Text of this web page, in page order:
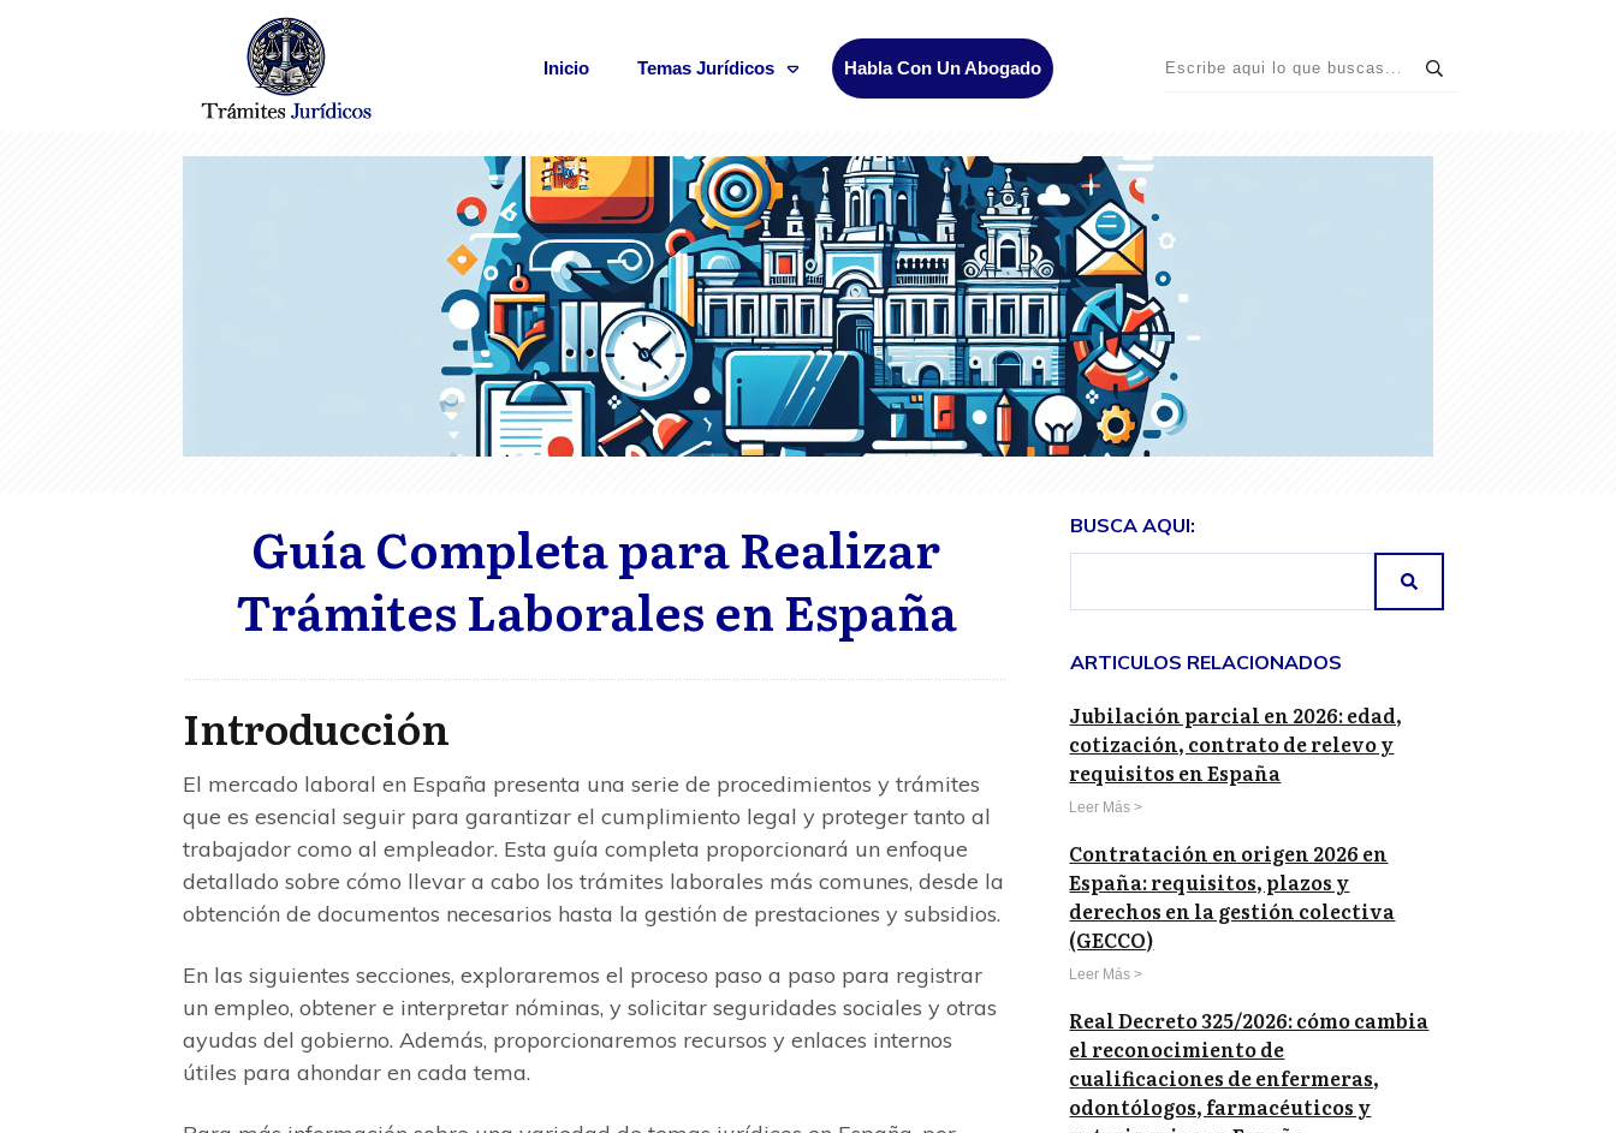
Inicio Temas Jurídicos Habla Con Un Abogado
Guía Completa para Realizar
Trámites Laborales en España
Introducción
El mercado laboral en España presenta una serie de procedimientos y trámites
que es esencial seguir para garantizar el cumplimiento legal y proteger tanto al
trabajador como al empleador. Esta guía completa proporcionará un enfoque
detallado sobre cómo llevar a cabo los trámites laborales más comunes, desde la
obtención de documentos necesarios hasta la gestión de prestaciones y subsidios.
En las siguientes secciones, exploraremos el proceso paso a paso para registrar
un empleo, obtener e interpretar nóminas, y solicitar seguridades sociales y otras
ayudas del gobierno. Además, proporcionaremos recursos y enlaces internos
útiles para ahondar en cada tema.
BUSCA AQUI:
ARTICULOS RELACIONADOS
Jubilación parcial en 2026: edad,
cotización, contrato de relevo y
requisitos en España
Leer Más >
Contratación en origen 2026 en
España: requisitos, plazos y
derechos en la gestión colectiva
(GECCO)
Leer Más >
Real Decreto 325/2026: cómo cambia
el reconocimiento de
cualificaciones de enfermeras,
odontólogos, farmacéuticos y